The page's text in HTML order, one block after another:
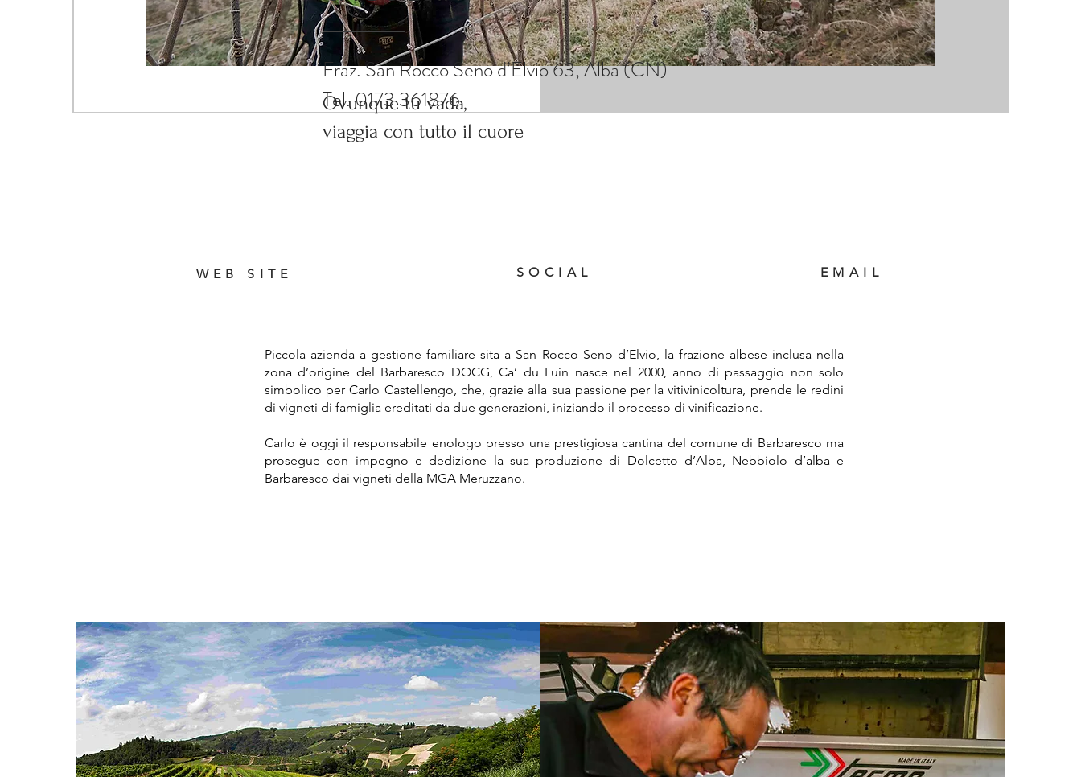
viaggia con tutto il cuore
Ovunque tu vada,
viaggia con tutto il cuore
Fraz. San Rocco Seno d’Elvio 63, Alba (CN)
Tel. 0173 361876
WEB SITE SOCIAL EMAIL
Piccola azienda a gestione familiare sita a San Rocco Seno d’Elvio, la frazione albese inclusa nella
zona d’origine del Barbaresco DOCG, Ca’ du Luin nasce nel 2000, anno di passaggio non solo
simbolico per Carlo Castellengo, che, grazie alla sua passione per la vitivinicoltura, prende le redini
di vigneti di famiglia ereditati da due generazioni, iniziando il processo di vinificazione.
Carlo è oggi il responsabile enologo presso una prestigiosa cantina del comune di Barbaresco ma
prosegue con impegno e dedizione la sua produzione di Dolcetto d’Alba, Nebbiolo d’alba e
Barbaresco dai vigneti della MGA Meruzzano.